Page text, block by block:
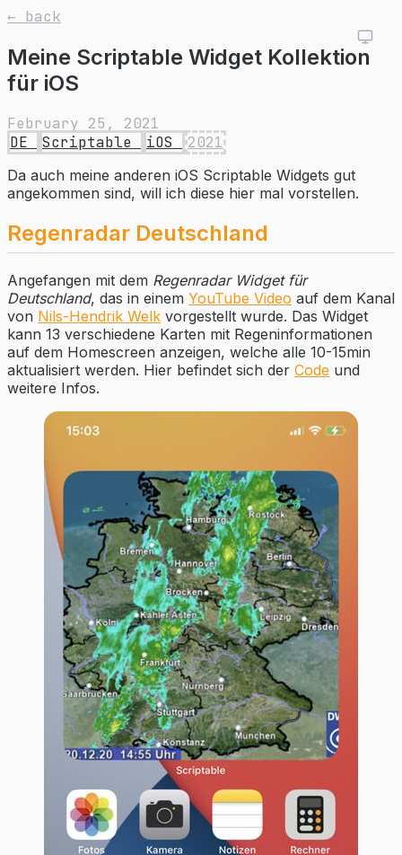
← back
Meine Scriptable Widget Kollektion
für iOS
February 25, 2021
DE
Scriptable iOS 2021
Da auch meine anderen iOS Scriptable Widgets gut
angekommen sind, will ich diese hier mal vorstellen.
Regenradar Deutschland
Angefangen mit dem Regenradar Widget für
Deutschland, das in einem YouTube Video auf dem Kanal
von Nils-Hendrik Welk vorgestellt wurde. Das Widget
kann 13 verschiedene Karten mit Regeninformationen
auf dem Homescreen anzeigen, welche alle 10-15min
aktualisiert werden. Hier befindet sich der Code und
weitere Infos.